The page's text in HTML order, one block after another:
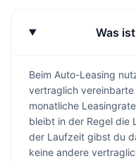
Was
Beim Auto-Leasing
vertraglich
monatliche
bleibt in der Regel die
der Laufzeit gibst du
keine andere